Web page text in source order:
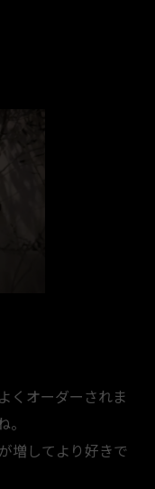
くオーダーされま
増してより好きで